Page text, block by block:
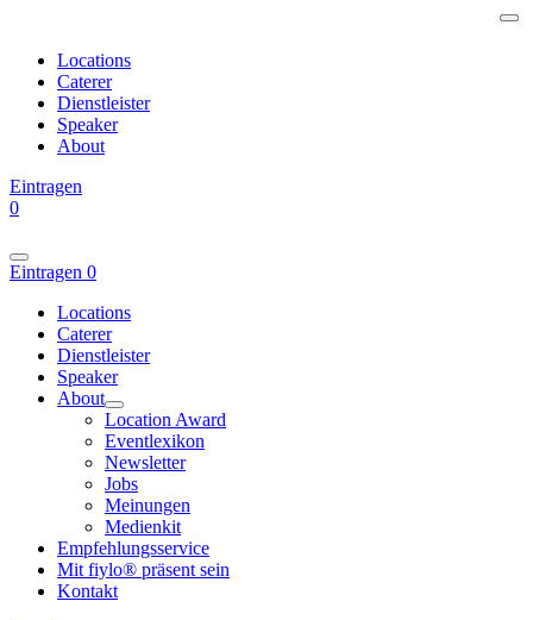
Locations
Caterer
Dienstleister
Speaker
About
Eintragen
0
Eintragen 0
Locations
Caterer
Dienstleister
Speaker
About
Location Award
Eventlexikon
Newsletter
Jobs
Meinungen
Medienkit
Empfehlungsservice
Mit fiylo® präsent sein
Kontakt